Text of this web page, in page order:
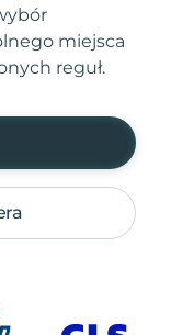
miejsca
reguł.